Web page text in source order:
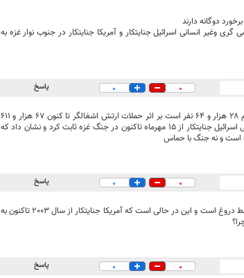
وحشی گری وغیر انسانی اسرائیل جنایتکار و آمریکا جنایتکار در جنوب نوار غزه به
0
0 پاسخ
شمار شهدای غزه از ۲۸ هزار نفر گذشت شمار شهدای فلسطینی دست کم ۲۸ هزار و ۶۴ نفر است بر اثر حملات ارتش اشغالگر تا کنون ۶۷ هزار و ۶۱۱
فلسطینی مجروح شده‌اند. تجاوزات، جنایات وحشیانه، وحشی گری و غیر انسانی اسرائیل جنایتکار از ۱۵ مهرماه تاکنون در جنگ غزه ثابت کرد و نشان داد که
است و نه جنگ با حماس
0
0 پاسخ
جان کربی: به حاکمیت عراق کاملا احترام می‌گذاریم/ و باز هم 100 درصد فقط دروغ است و این در حالی است که آمریکا جنایتکار از سال 2003 تاکنون به
0
0 پاسخ